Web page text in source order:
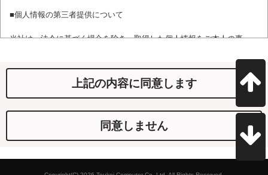
■個人情報の第三者提供について
当社は、法令に基づく場合を除き、取得した個人情報をご本人の事
当社は、利用目的の達成に必要な範囲内において、取得した個人情
報の取り扱いの全部または一部を外部に委託することがあります。
この場合、当社は委託先に対して適切な監督を行います。
上記の内容に同意します
同意しません